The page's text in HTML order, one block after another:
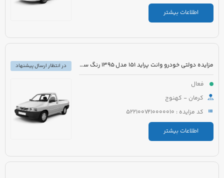
اطلاعات بیشتر
مزایده دولتی خودرو وانت پراید 151 مدل 1395 رنگ سفید
فعال
کرمان - کهنوج
کد مزایده : 5221007210000010
اطلاعات بیشتر
در انتظار ارسال پیشنهاد